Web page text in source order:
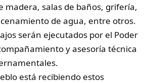
madera, salas de baños, grifería,
de agua, entre otros.
serán ejecutados por el Poder
y asesoría técnica
está recibiendo estos